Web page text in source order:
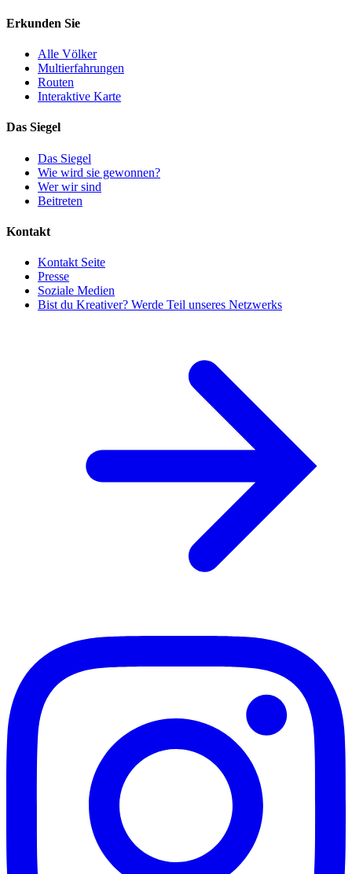
Erkunden Sie
Alle Völker
Multierfahrungen
Routen
Interaktive Karte
Das Siegel
Das Siegel
Wie wird sie gewonnen?
Wer wir sind
Beitreten
Kontakt
Kontakt Seite
Presse
Soziale Medien
Bist du Kreativer? Werde Teil unseres Netzwerks